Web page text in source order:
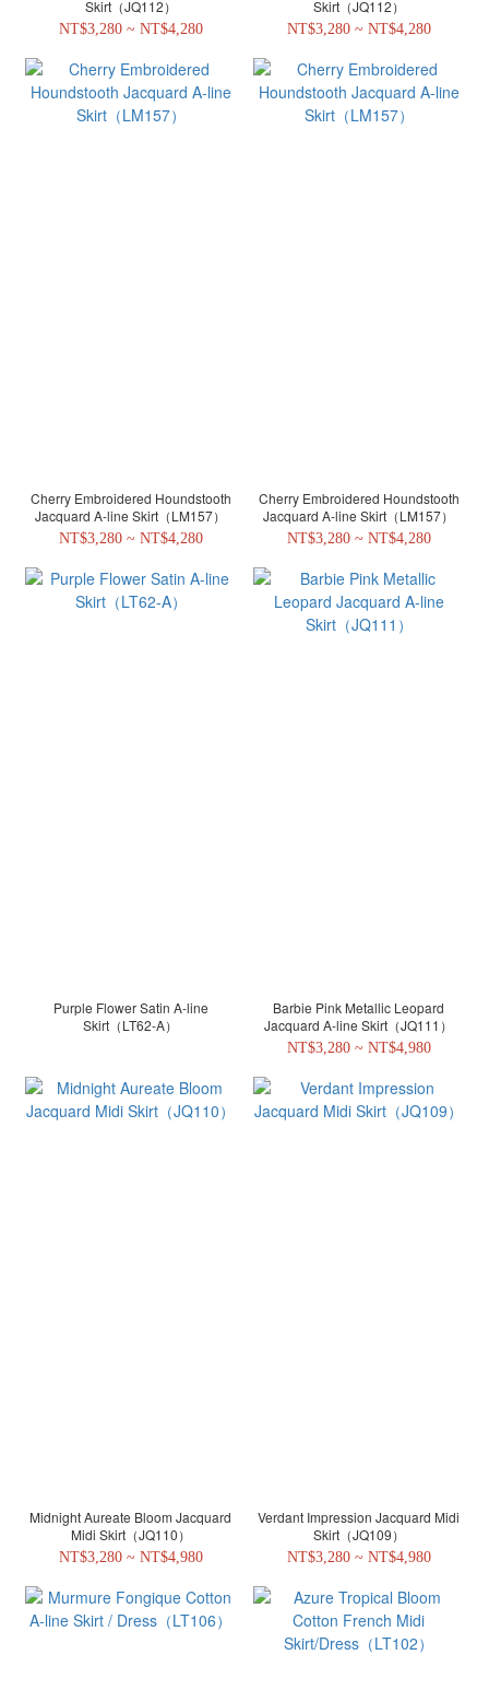
Skirt（JQ112）
NT$3,280 ~ NT$4,280
Skirt（JQ112）
NT$3,280 ~ NT$4,280
Cherry Embroidered Houndstooth
Jacquard A-line Skirt（LM157）
NT$3,280 ~ NT$4,280
Cherry Embroidered Houndstooth
Jacquard A-line Skirt（LM157）
NT$3,280 ~ NT$4,280
Purple Flower Satin A-line
Skirt（LT62-A）
Barbie Pink Metallic Leopard
Jacquard A-line Skirt（JQ111）
NT$3,280 ~ NT$4,980
Midnight Aureate Bloom Jacquard
Midi Skirt（JQ110）
NT$3,280 ~ NT$4,980
Verdant Impression Jacquard Midi
Skirt（JQ109）
NT$3,280 ~ NT$4,980